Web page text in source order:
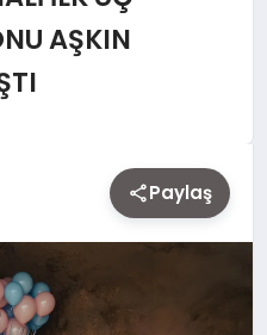
AŞKIN
Paylaş